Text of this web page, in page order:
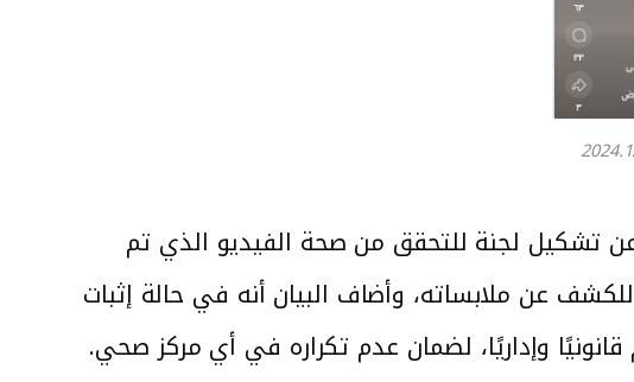
صحفي، الأحد 2024.12.15، عن تشكيل لجنة للتحقق من صحة الفيديو الذي تم
عن ملابساته، وأضاف البيان أنه في حالة إثبات
وإداريًا، لضمان عدم تكراره في أي مركز صحي.